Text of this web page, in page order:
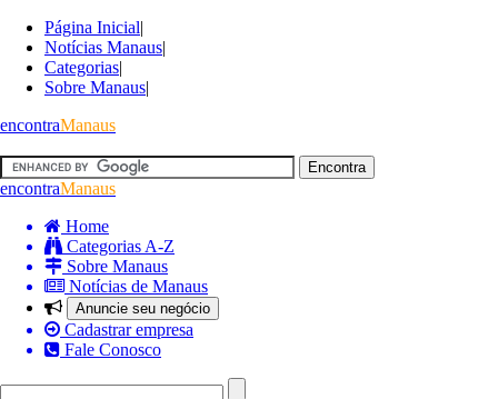
Página Inicial|
Notícias Manaus|
Categorias|
Sobre Manaus|
encontraManaus
encontraManaus
Home
Categorias A-Z
Sobre Manaus
Notícias de Manaus
Anuncie seu negócio
Cadastrar empresa
Fale Conosco